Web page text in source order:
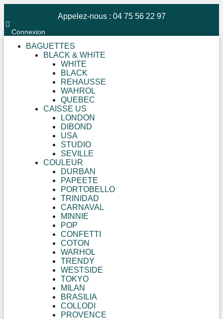
Appelez-nous : 04 75 56 22 97
Connexion
BAGUETTES
BLACK & WHITE
WHITE
BLACK
REHAUSSE
WAHROL
QUEBEC
CAISSE US
LONDON
DIBOND
USA
STUDIO
SEVILLE
COULEUR
DURBAN
PAPEETE
PORTOBELLO
TRINIDAD
CARNAVAL
MINNIE
POP
CONFETTI
COTON
WARHOL
TRENDY
WESTSIDE
TOKYO
MILAN
BRASILIA
COLLODI
PROVENCE